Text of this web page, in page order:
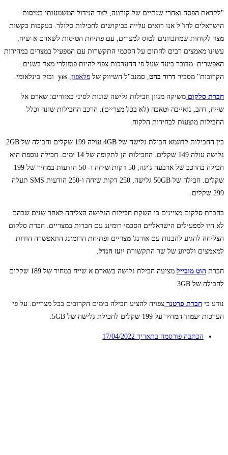
"לקראת הפסח ואחרי שנתיים של קורונה, לצד הגידול המשמעותי בטיסות
הישראלים לחו"ל אנו רואים עלייה בביקושים לחבילות סלולר. בעקבות בקשות
מצד לקוחות שמתכוונים לטוס למצרים, עם פתיחת הטיסות לשארם א-שיח,
עשינו מאמצים רבים לחתום על הסכמי התקשרות עם המפעיל במצרים במהירות
האפשרית. מדובר ביעד שעל פי ההערכות צפוי להיות פופולרי מאד בשנים
הקרובות" מסביר דרור בהט, סמנכ"ל השיווק של פלאפון, yes ובזק בינלאומי.
חברת סלקום משיקה מגוון חבילות גלישה שונות לסיני באזורים: שארם אל
שייח, דהב, נואייבה וטאבה (לא בכל מצריים). הרכב החבילות שונה וכלל
החבילות מוצעות לבחירות הלקוח.
בין החבילות לדוגמא חבילת גלישה של 4GB עולה 199 שקלים וחבילה של 2GB
גלישה עולה 149 שקלים. החבילות הן לתקופה של 14 ימים. חבילה נוספת היא
חבילה בהרכב של ארבעה ג'יגה, 50 דקות שיחה ו- 50 הודעות במחיר של 199
שקלים. חבילה של 50GB גלישה, 250 דקות שיחה ו-250 הודעות SMS תעלה
299 שקלים.
בחברת סלקום מציינים כי השקת חבילות הגלישה הצליחה לאחר שנים שבהם
לא היו למפעילים הישראליים הסכמי רומינג עם חברות במצריים. חברת סלקום
הצליחה להגיע להבנות עם אורנג' מצריים ופתיחת הרומינג התאפשרה הודות
למאמצים ולסיוע של שר התקשורת יועז הנדל.
חברת הוט מובייל
מציעה חבילת גלישה בשארם א שייח במחיר של 189 שקלים
לחבילה של 3GB.
נודע כי חברת פרטנר צפויה להציע חבילה בימים הקרובים בכל מצריים. על פי
הערכות יעמוד המחיר על 199 שקלים לחבילת גלישה של 5GB.
הכתבה פורסמה בתאריך 17/04/2022